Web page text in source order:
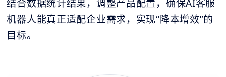
结合数据统计结果，调整产品配置，确保AI客服
机器人能真正适配企业需求，实现“降本增效”的
目标。